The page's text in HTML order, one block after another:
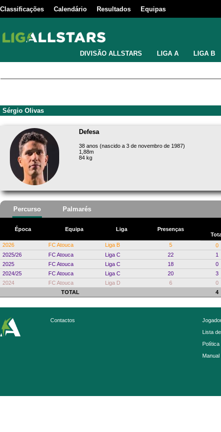
Classificações Calendário Resultados Equipas
DIVISÃO ALLSTARS LIGA A LIGA B
Sérgio Olivas
Defesa
38 anos (nascido a 3 de novembro de 1987)
1,88m
84 kg
Percurso Palmarés
Época Equipa Liga
Presenças
2026
FC Atouca Liga B 5
0
2025/26
FC Atouca Liga C 22
1
2025
FC Atouca Liga C 18
0
2024/25
FC Atouca Liga C 20
3
2024
FC Atouca Liga D 6
0
TOTAL
4
Contactos
Lista
Política